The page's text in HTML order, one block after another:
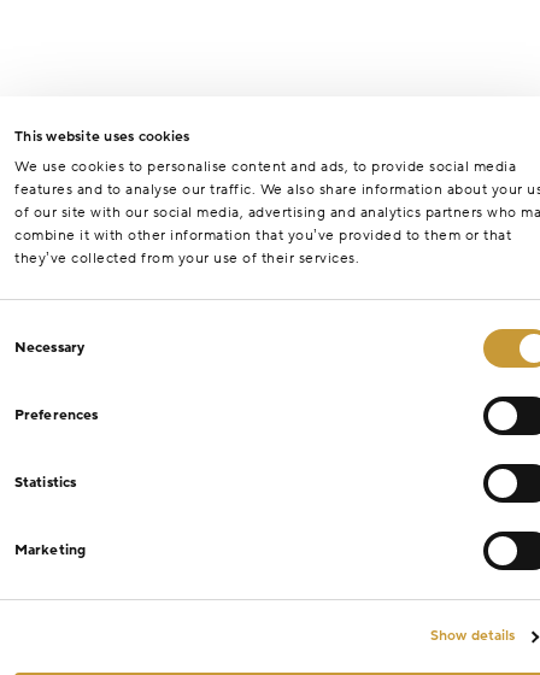
This website uses cookies
We use cookies to personalise content and ads, to provide social media
features and to analyse our traffic. We also share information about your
of our site with our social media, advertising and analytics partners who
combine it with other information that you’ve provided to them or that
they’ve collected from your use of their services.
Selection
Necessary
Preferences
Statistics
Marketing
Show details